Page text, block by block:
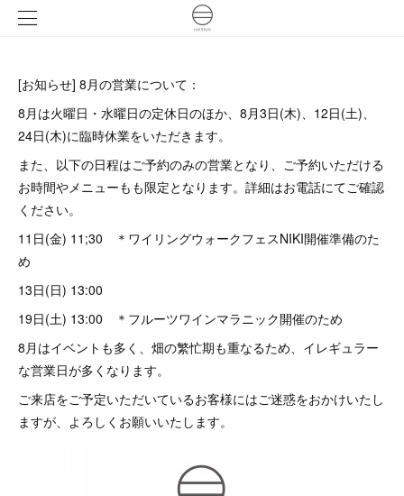
[お知らせ] 8月の営業について：
8月は火曜日・水曜日の定休日のほか、8月3日(木)、12日(土)、
24日(木)に臨時休業をいただきます。
また、以下の日程はご予約のみの営業となり、ご予約いただける
お時間やメニューもも限定となります。詳細はお電話にてご確認
ください。
11日(金) 11;30 ＊ワイリングウォークフェスNIKI開催準備のた
め
13日(日) 13:00
19日(土) 13:00 ＊フルーツワインマラニック開催のため
8月はイベントも多く、畑の繁忙期も重なるため、イレギュラー
な営業日が多くなります。
ご来店をご予定いただいているお客様にはご迷惑をおかけいたし
ますが、よろしくお願いいたします。